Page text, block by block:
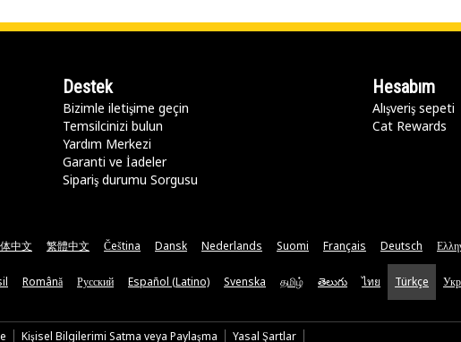
Destek
Bizimle iletişime geçin
Temsilcinizi bulun
Yardım Merkezi
Garanti ve İadeler
Sipariş durumu Sorgusu
Hesabım
Alışveriş sepeti
Cat Rewards
中文 繁體中文 Čeština Dansk Nederlands Suomi Français Deutsch
Română Русский Español (Latino) Svenska தமிழ் తెలుగు ไทย Türkçe
Kişisel Bilgilerimi Satma veya Paylaşma Yasal Şartlar